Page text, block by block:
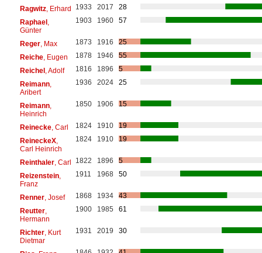
Ragwitz, Erhard 1933 2017
28
Raphael,
Günter
1903 1960 57
Reger, Max 1873 1916
25
Reiche, Eugen 1878 1946
55
Reichel, Adolf 1816 1896
5
Reimann,
Aribert
1936 2024 25
Reimann,
Heinrich
1850 1906 15
Reinecke, Carl 1824 1910
19
ReineckeX,
Carl Heinrich
1824 1910 19
Reinthaler, Carl 1822 1896
5
Reizenstein,
Franz
1911 1968 50
Renner, Josef 1868 1934
43
Reutter,
Hermann
1900 1985 61
Richter, Kurt
Dietmar
1931 2019 30